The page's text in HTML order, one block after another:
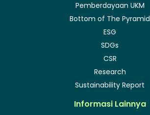
Pemberdayaan UKM
Bottom of The Pyramid
ESG
SDGs
CSR
Research
Sustainability Report
Informasi Lainnya